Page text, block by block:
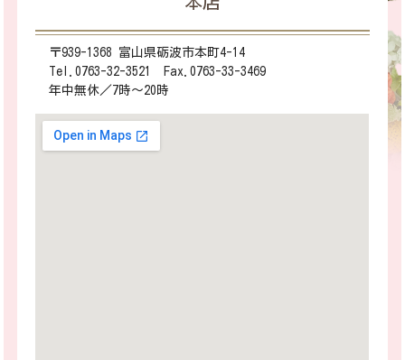
〒939-1368 富山県砺波市本町4-14
Tel.0763-32-3521 Fax.0763-33-3469
年中無休／7時～20時